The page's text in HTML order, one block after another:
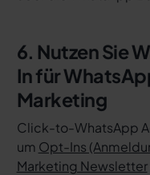
6. Nutzen Sie
In für
Marketing
Click-to-WhatsApp
um Opt-Ins
Marketing Newsletter